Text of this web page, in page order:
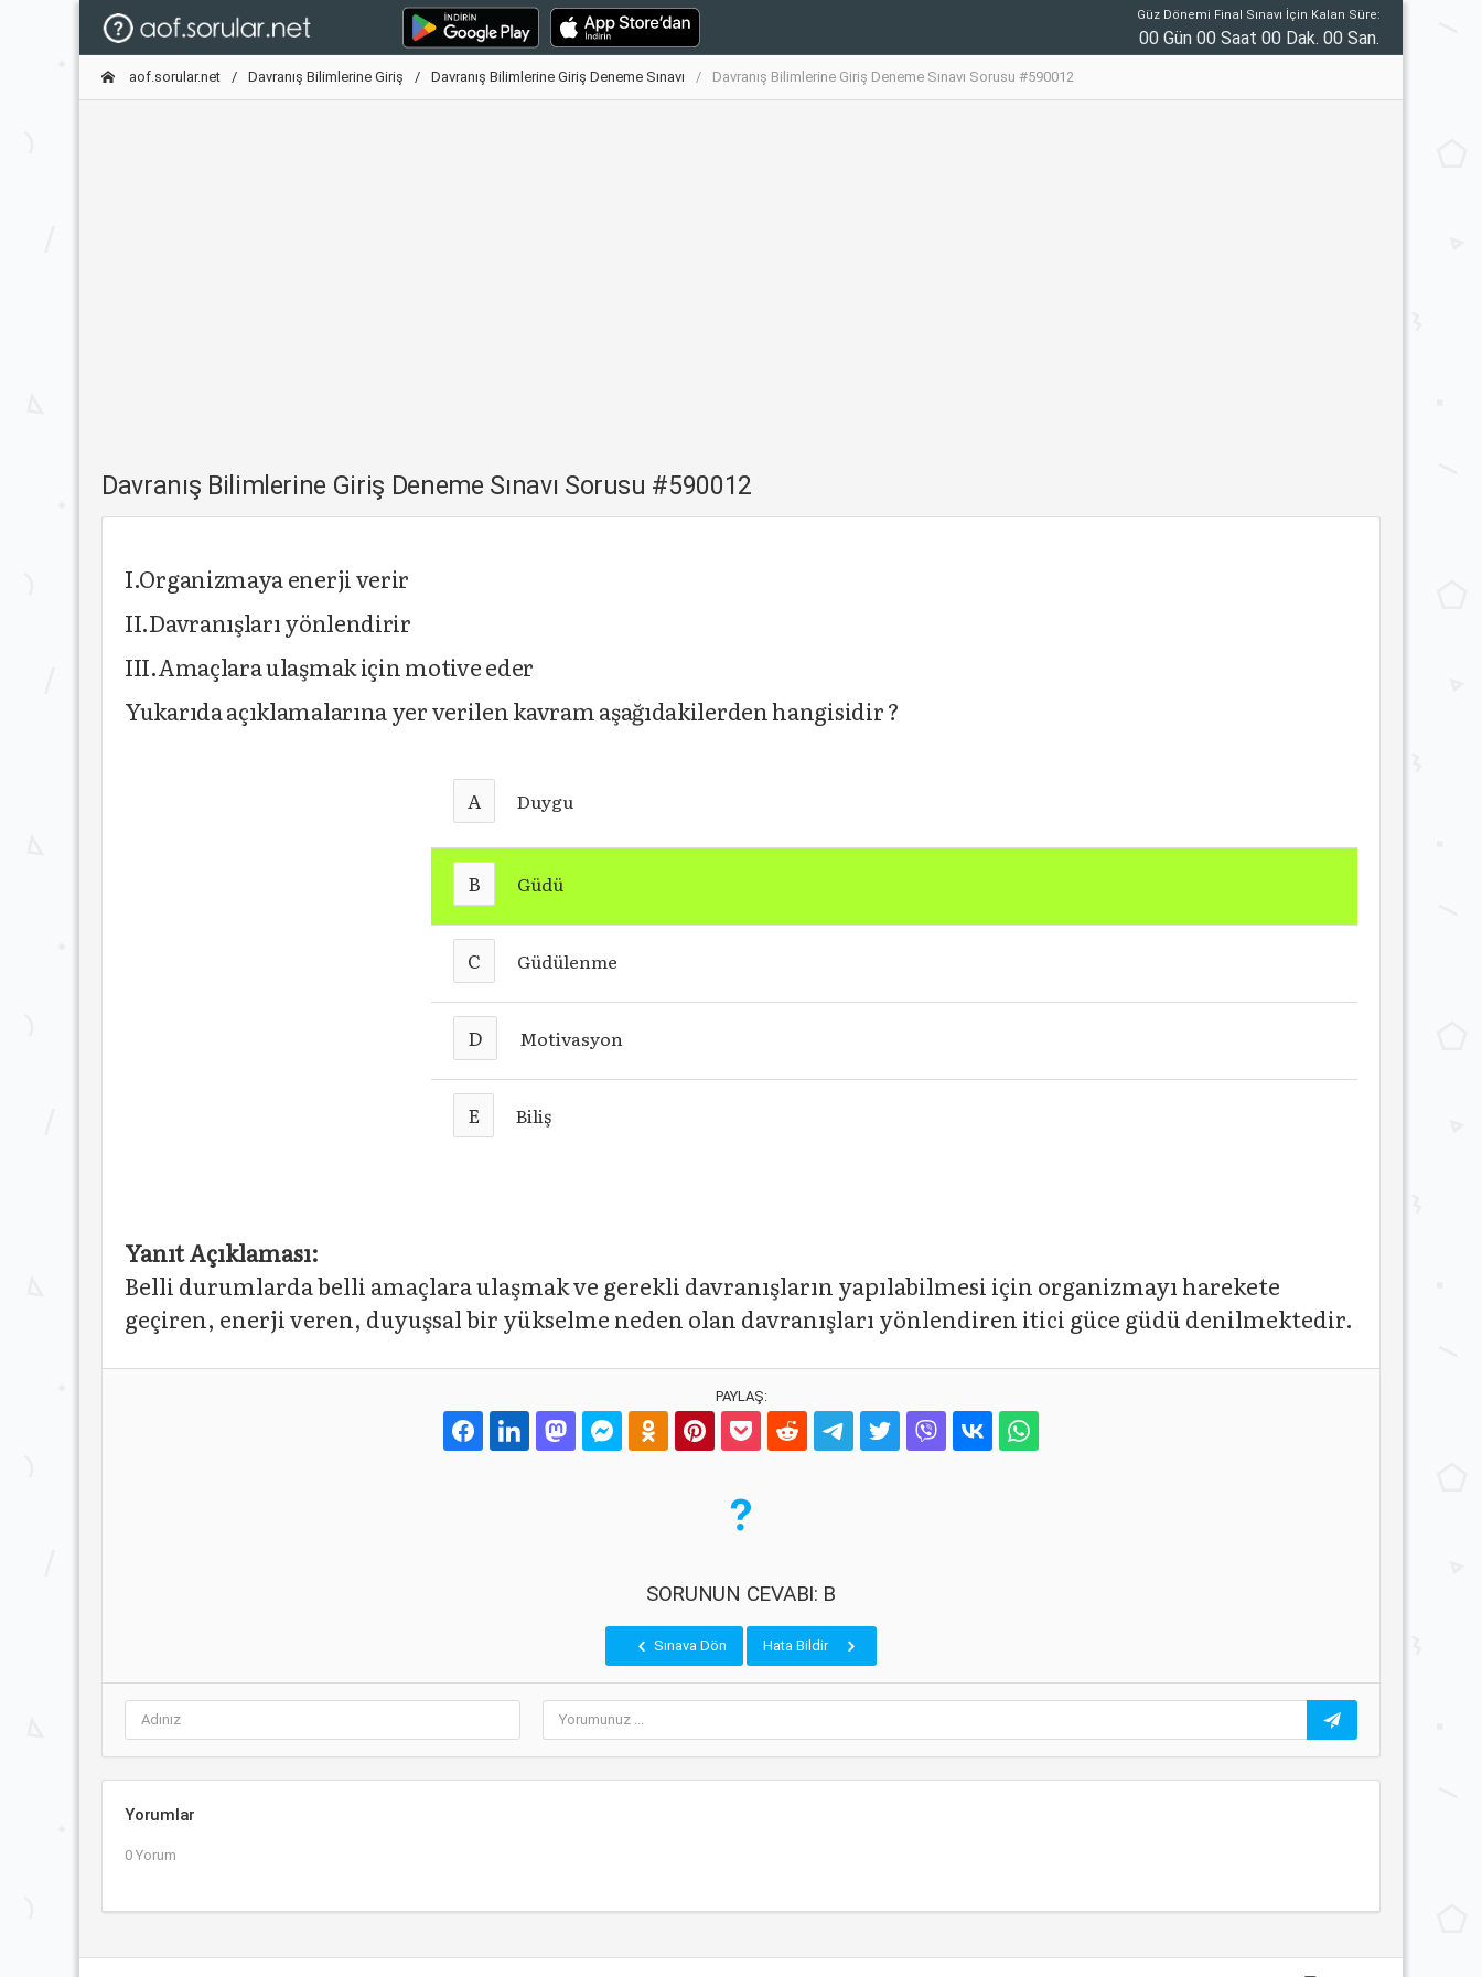
Güz Dönemi Final Sınavı İçin Kalan Süre:
00 Gün 00 Saat 00 Dak. 00 San.
aof.sorular.net Davranış Bilimlerine Giriş Davranış Bilimlerine Giriş Deneme Sınavı Davranış Bilimlerine Giriş Deneme Sınavı Sorusu #590012
Davranış Bilimlerine Giriş Deneme Sınavı Sorusu #590012
I.Organizmaya enerji verir
II.Davranışları yönlendirir
III.Amaçlara ulaşmak için motive eder
Yukarıda açıklamalarına yer verilen kavram aşağıdakilerden hangisidir ?
A Duygu
B Güdü
C Güdülenme
D Motivasyon
E Biliş
Yanıt Açıklaması:
Belli durumlarda belli amaçlara ulaşmak ve gerekli davranışların yapılabilmesi için organizmayı harekete
geçiren, enerji veren, duyuşsal bir yükselme neden olan davranışları yönlendiren itici güce güdü denilmektedir.
PAYLAŞ:
SORUNUN CEVABI: B
Sınava Dön Hata Bildir
Yorumlar
0 Yorum